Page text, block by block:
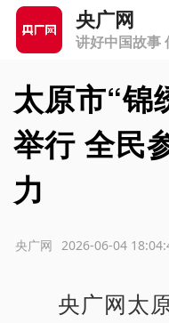
央广网
讲好中国故事
太原市“锦
举行 全民
力
2026-06-04
央广网
央广网太